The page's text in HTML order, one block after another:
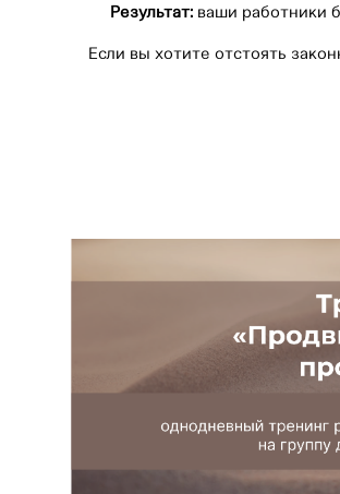
Результат: ваши работники
Если вы хотите отстоять